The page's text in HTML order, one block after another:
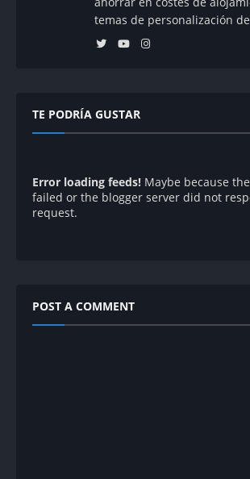
temas de personalización
TE PODRÍA GUSTAR
Error loading feeds! Maybe because
failed or the blogger server did not
request.
POST A COMMENT